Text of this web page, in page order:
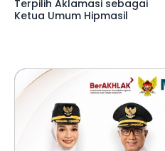
Terpilih Aklamasi sebagai
Ketua Umum Hipmasil